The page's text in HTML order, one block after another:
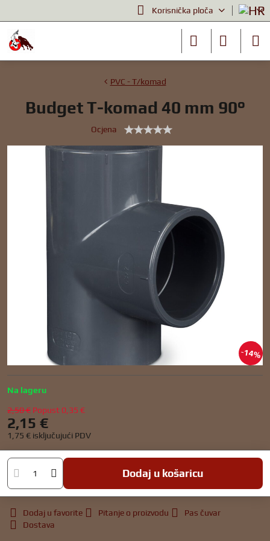
Korisnička ploča
14%
PVC - T/komad
Budget T-komad 40 mm 90°
Ocjena
Na lageru
2,50 € Popust 0,35 €
2,15 €
1,75 € isključujući PDV
Dodaj u košaricu
Dodaj u favorite Pitanje o proizvodu
Pas čuvar
Dostava